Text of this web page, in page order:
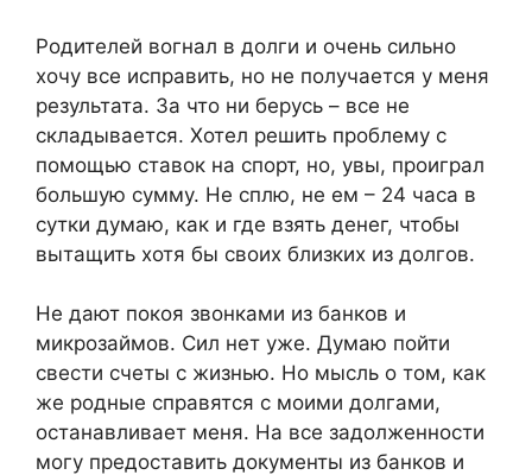
Родителей вогнал в долги и очень сильно
хочу все исправить, но не получается у меня
результата. За что ни берусь – все не
складывается. Хотел решить проблему с
помощью ставок на спорт, но, увы, проиграл
большую сумму. Не сплю, не ем – 24 часа в
сутки думаю, как и где взять денег, чтобы
вытащить хотя бы своих близких из долгов.
Не дают покоя звонками из банков и
микрозаймов. Сил нет уже. Думаю пойти
свести счеты с жизнью. Но мысль о том, как
же родные справятся с моими долгами,
останавливает меня. На все задолженности
могу предоставить документы из банков и